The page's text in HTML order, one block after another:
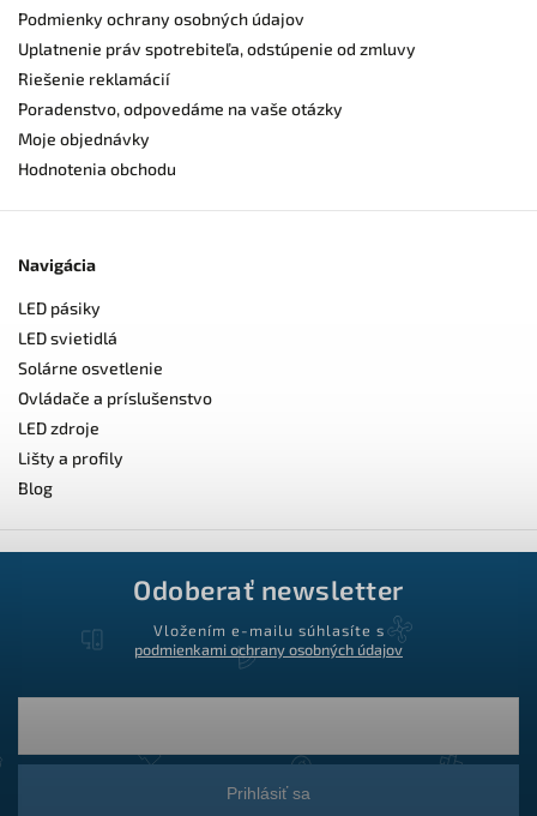
Podmienky ochrany osobných údajov
Uplatnenie práv spotrebiteľa, odstúpenie od zmluvy
Riešenie reklamácií
Poradenstvo, odpovedáme na vaše otázky
Moje objednávky
Hodnotenia obchodu
Navigácia
LED pásiky
LED svietidlá
Solárne osvetlenie
Ovládače a príslušenstvo
LED zdroje
Lišty a profily
Blog
Odoberať newsletter
Vložením e-mailu súhlasíte s
podmienkami ochrany osobných údajov
Prihlásiť sa